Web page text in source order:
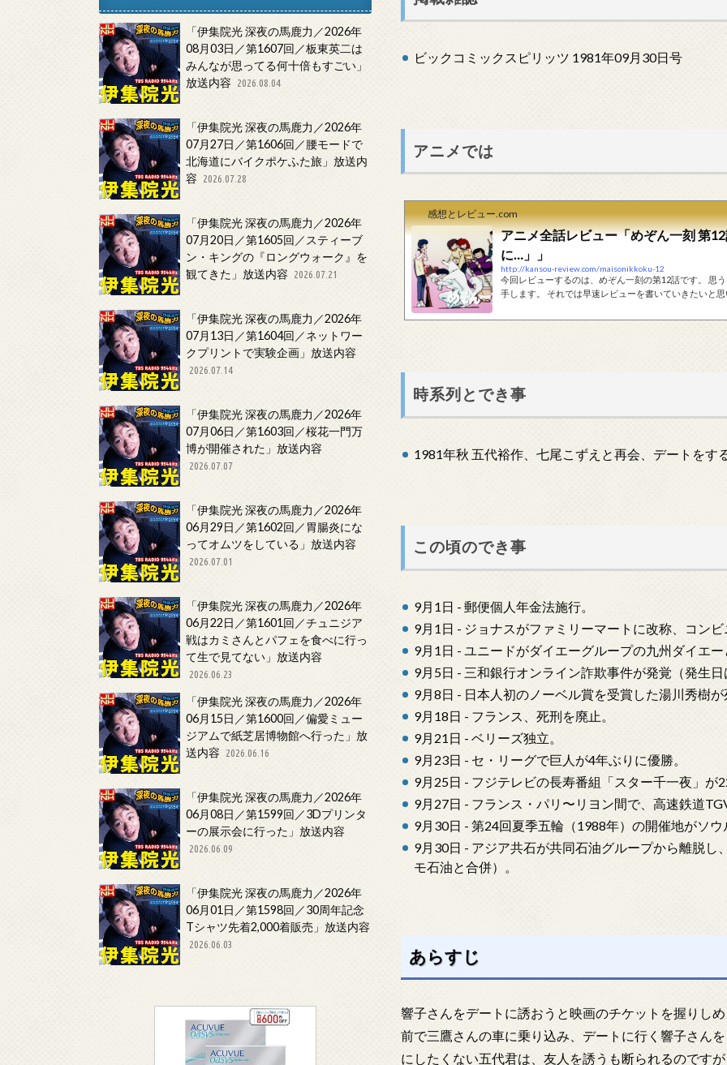
ビックコミックスピリッツ 1981年09月30日号
アニメでは
感想とレビュー.com
アニメ全話レビュー「めぞん一刻 第
に…」」
http://kansou-review.com/maisonikkoku-12
今回レビューするのは、めぞん一刻の第12話です。 思
手します。 それでは早速レビューを書いていきたいと
ください。 あらすじ映画のチケットが2枚購入し、響
時系列とでき事
1981年秋 五代裕作、七尾こずえと再会、デートをす
この頃のでき事
9月1日 - 郵便個人年金法施行。
9月1日 - ジョナスがファミリーマートに改称、コン
9月1日 - ユニードがダイエーグループの九州ダイエ
9月5日 - 三和銀行オンライン詐欺事件が発覚（発生
9月8日 - 日本人初のノーベル賞を受賞した湯川秀樹
9月18日 - フランス、死刑を廃止。
9月21日 - ベリーズ独立。
9月23日 - セ・リーグで巨人が4年ぶりに優勝。
9月25日 - フジテレビの長寿番組「スター千一夜」
9月27日 - フランス・パリ〜リヨン間で、高速鉄道
9月30日 - 第24回夏季五輪（1988年）の開催地がソ
9月30日 - アジア共石が共同石油グループから離脱
モ石油と合併）。
あらすじ
響子さんをデートに誘おうと映画のチケットを握りし
前で三鷹さんの車に乗り込み、デートに行く響子さん
にしたくない五代君は、友人を誘うも断られるのです
「伊集院光 深夜の馬鹿力／2026年
08月03日／第1607回／板東英二は
みんなが思ってる何十倍もすごい」
放送内容
2026.08.04
「伊集院光 深夜の馬鹿力／2026年
07月27日／第1606回／腰モードで
北海道にバイクポケふた旅」放送内
容
2026.07.28
「伊集院光 深夜の馬鹿力／2026年
07月20日／第1605回／スティーブ
ン・キングの『ロングウォーク』を
観てきた」放送内容
2026.07.21
「伊集院光 深夜の馬鹿力／2026年
07月13日／第1604回／ネットワー
クプリントで実験企画」放送内容
2026.07.14
「伊集院光 深夜の馬鹿力／2026年
07月06日／第1603回／桜花一門万
博が開催された」放送内容
2026.07.07
「伊集院光 深夜の馬鹿力／2026年
06月29日／第1602回／胃腸炎にな
ってオムツをしている」放送内容
2026.07.01
「伊集院光 深夜の馬鹿力／2026年
06月22日／第1601回／チュニジア
戦はカミさんとパフェを食べに行っ
て生で見てない」放送内容
2026.06.23
「伊集院光 深夜の馬鹿力／2026年
06月15日／第1600回／偏愛ミュー
ジアムで紙芝居博物館へ行った」放
送内容
2026.06.16
「伊集院光 深夜の馬鹿力／2026年
06月08日／第1599回／3Dプリンタ
ーの展示会に行った」放送内容
2026.06.09
「伊集院光 深夜の馬鹿力／2026年
06月01日／第1598回／30周年記念
Tシャツ先着2,000着販売」放送内容
2026.06.03